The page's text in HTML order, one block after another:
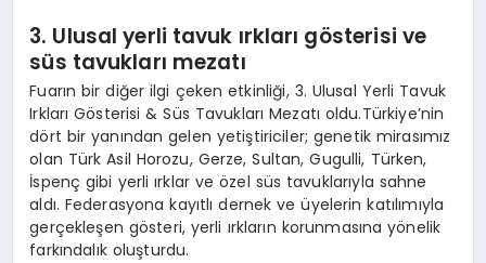
3. Ulusal yerli tavuk ırkları gösterisi ve
süs tavukları mezatı
Fuarın bir diğer ilgi çeken etkinliği, 3. Ulusal Yerli Tavuk
Irkları Gösterisi & Süs Tavukları Mezatı oldu.Türkiye’nin
dört bir yanından gelen yetiştiriciler; genetik mirasımız
olan Türk Asil Horozu, Gerze, Sultan, Gugulli, Türken,
İspenç gibi yerli ırklar ve özel süs tavuklarıyla sahne
aldı. Federasyona kayıtlı dernek ve üyelerin katılımıyla
gerçekleşen gösteri, yerli ırkların korunmasına yönelik
farkındalık oluşturdu.